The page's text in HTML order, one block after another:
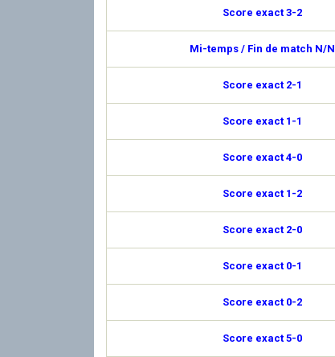
Score exact 3-2
Mi-temps / Fin de match N/N
Score exact 2-1
Score exact 1-1
Score exact 4-0
Score exact 1-2
Score exact 2-0
Score exact 0-1
Score exact 0-2
Score exact 5-0